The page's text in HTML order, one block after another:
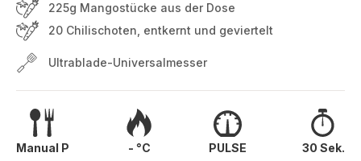
225g Mangostücke aus der Dose
20 Chilischoten, entkernt und geviertelt
Ultrablade-Universalmesser
Manual P - °C PULSE 30 Sek.